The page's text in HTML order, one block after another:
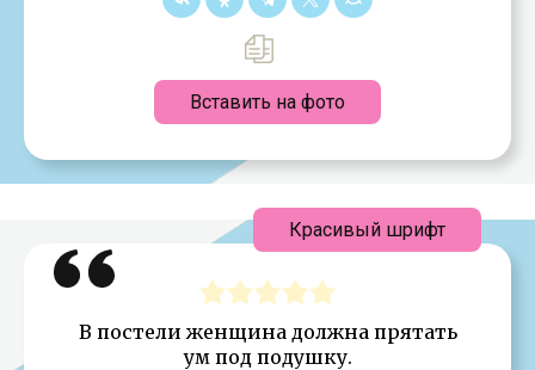
Вставить на фото
В постели женщина должна прятать
ум под подушку.
Красивый шрифт